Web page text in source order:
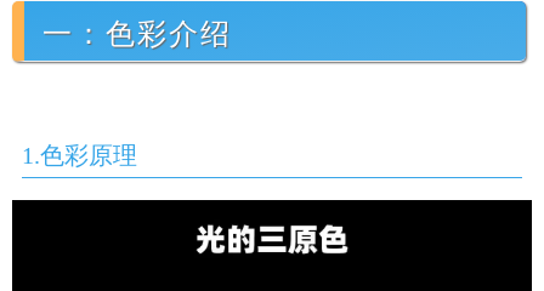
一：色彩介绍
1.色彩原理